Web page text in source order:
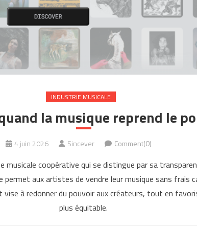
INDUSTRIE MUSICALE
la musique reprend le
4 juin 2026 Sincever Comment(0)
coopérative qui se distingue par sa
permet aux artistes de vendre leur musique sans frais
à redonner du pouvoir aux créateurs, tout en
plus équitable.